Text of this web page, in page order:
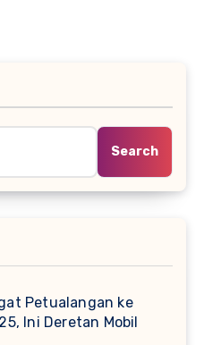
Search
Petualangan ke
Ini Deretan Mobil